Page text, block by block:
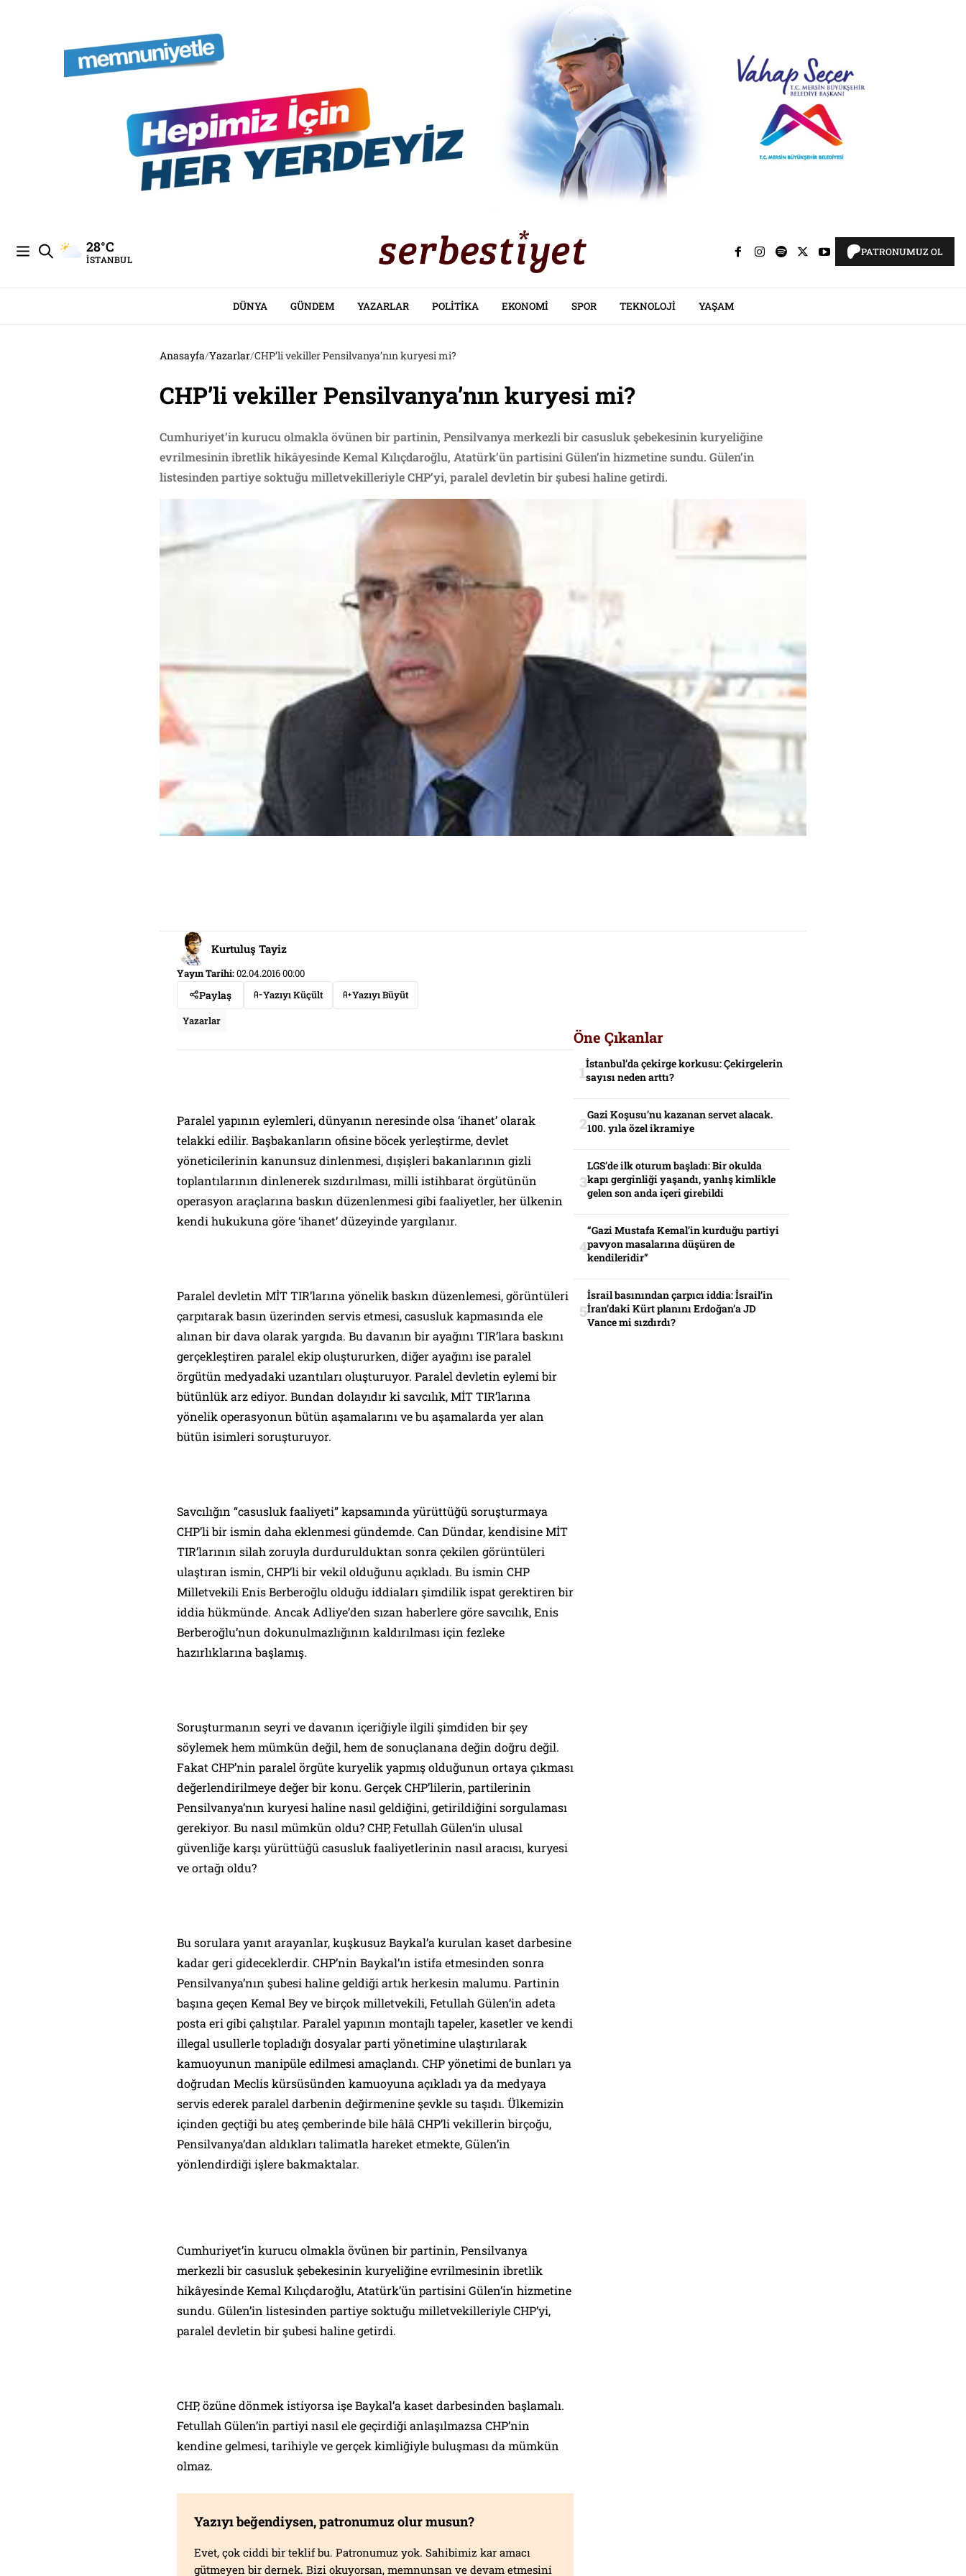
28°C
İSTANBUL
PATRONUMUZ OL
DÜNYA GÜNDEM YAZARLAR POLITIKA EKONOMI SPOR TEKNOLOJI YAŞAM
Anasayfa/Yazarlar/CHP’li vekiller Pensilvanya’nın kuryesi mi?
CHP’li vekiller Pensilvanya’nın kuryesi mi?
Cumhuriyet’in kurucu olmakla övünen bir partinin, Pensilvanya merkezli bir casusluk şebekesinin kuryeliğine
evrilmesinin ibretlik hikâyesinde Kemal Kılıçdaroğlu, Atatürk’ün partisini Gülen’in hizmetine sundu. Gülen’in
listesinden partiye soktuğu milletvekilleriyle CHP’yi, paralel devletin bir şubesi haline getirdi.
Kurtuluş Tayiz
Yayın Tarihi:02.04.2016 00:00
Paylaş Yazıyı Küçült
Yazıyı Büyüt
Yazarlar
Paralel yapının eylemleri, dünyanın neresinde olsa ‘ihanet’ olarak
telakki edilir. Başbakanların ofisine böcek yerleştirme, devlet
yöneticilerinin kanunsuz dinlenmesi, dışişleri bakanlarının gizli
toplantılarının dinlenerek sızdırılması, milli istihbarat örgütünün
operasyon araçlarına baskın düzenlenmesi gibi faaliyetler, her ülkenin
kendi hukukuna göre ‘ihanet’ düzeyinde yargılanır.
Paralel devletin MİT TIR’larına yönelik baskın düzenlemesi, görüntüleri
çarpıtarak basın üzerinden servis etmesi, casusluk kapmasında ele
alınan bir dava olarak yargıda. Bu davanın bir ayağını TIR’lara baskını
gerçekleştiren paralel ekip oluştururken, diğer ayağını ise paralel
örgütün medyadaki uzantıları oluşturuyor. Paralel devletin eylemi bir
bütünlük arz ediyor. Bundan dolayıdır ki savcılık, MİT TIR’larına
yönelik operasyonun bütün aşamalarını ve bu aşamalarda yer alan
bütün isimleri soruşturuyor.
Savcılığın “casusluk faaliyeti” kapsamında yürüttüğü soruşturmaya
CHP’li bir ismin daha eklenmesi gündemde. Can Dündar, kendisine MİT
TIR’larının silah zoruyla durdurulduktan sonra çekilen görüntüleri
ulaştıran ismin, CHP’li bir vekil olduğunu açıkladı. Bu ismin CHP
Milletvekili Enis Berberoğlu olduğu iddiaları şimdilik ispat gerektiren bir
iddia hükmünde. Ancak Adliye’den sızan haberlere göre savcılık, Enis
Berberoğlu’nun dokunulmazlığının kaldırılması için fezleke
hazırlıklarına başlamış.
Soruşturmanın seyri ve davanın içeriğiyle ilgili şimdiden bir şey
söylemek hem mümkün değil, hem de sonuçlanana değin doğru değil.
Fakat CHP’nin paralel örgüte kuryelik yapmış olduğunun ortaya çıkması
değerlendirilmeye değer bir konu. Gerçek CHP’lilerin, partilerinin
Pensilvanya’nın kuryesi haline nasıl geldiğini, getirildiğini sorgulaması
gerekiyor. Bu nasıl mümkün oldu? CHP, Fetullah Gülen’in ulusal
güvenliğe karşı yürüttüğü casusluk faaliyetlerinin nasıl aracısı, kuryesi
ve ortağı oldu?
Bu sorulara yanıt arayanlar, kuşkusuz Baykal’a kurulan kaset darbesine
kadar geri gideceklerdir. CHP’nin Baykal’ın istifa etmesinden sonra
Pensilvanya’nın şubesi haline geldiği artık herkesin malumu. Partinin
başına geçen Kemal Bey ve birçok milletvekili, Fetullah Gülen’in adeta
posta eri gibi çalıştılar. Paralel yapının montajlı tapeler, kasetler ve kendi
illegal usullerle topladığı dosyalar parti yönetimine ulaştırılarak
kamuoyunun manipüle edilmesi amaçlandı. CHP yönetimi de bunları ya
doğrudan Meclis kürsüsünden kamuoyuna açıkladı ya da medyaya
servis ederek paralel darbenin değirmenine şevkle su taşıdı. Ülkemizin
içinden geçtiği bu ateş çemberinde bile hâlâ CHP’li vekillerin birçoğu,
Pensilvanya’dan aldıkları talimatla hareket etmekte, Gülen’in
yönlendirdiği işlere bakmaktalar.
Cumhuriyet’in kurucu olmakla övünen bir partinin, Pensilvanya
merkezli bir casusluk şebekesinin kuryeliğine evrilmesinin ibretlik
hikâyesinde Kemal Kılıçdaroğlu, Atatürk’ün partisini Gülen’in hizmetine
sundu. Gülen’in listesinden partiye soktuğu milletvekilleriyle CHP’yi,
paralel devletin bir şubesi haline getirdi.
CHP, özüne dönmek istiyorsa işe Baykal’a kaset darbesinden başlamalı.
Fetullah Gülen’in partiyi nasıl ele geçirdiği anlaşılmazsa CHP’nin
kendine gelmesi, tarihiyle ve gerçek kimliğiyle buluşması da mümkün
olmaz.
Yazıyı beğendiysen, patronumuz olur musun?
Evet, çok ciddi bir teklif bu. Patronumuz yok. Sahibimiz kar amacı
gütmeyen bir dernek. Bizi okuyorsan, memnunsan ve devam etmesini
Öne Çıkanlar
İstanbul’da çekirge korkusu: Çekirgelerin
sayısı neden arttı?
Gazi Koşusu’nu kazanan servet alacak.
100. yıla özel ikramiye
LGS’de ilk oturum başladı: Bir okulda
kapı gerginliği yaşandı, yanlış kimlikle
gelen son anda içeri girebildi
“Gazi Mustafa Kemal’in kurduğu partiyi
pavyon masalarına düşüren de
kendileridir”
İsrail basınından çarpıcı iddia: İsrail’in
İran’daki Kürt planını Erdoğan’a JD
Vance mi sızdırdı?